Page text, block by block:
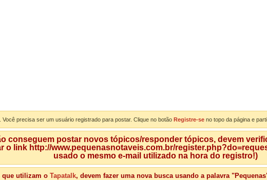
. Você precisa ser um usuário registrado para postar. Clique no botão Registre-se no topo da página e
conseguem postar novos tópicos/responder tópicos, devem
o link http://www.pequenasnotaveis.com.br/
usado o mesmo e-mail utilizado na hora do registro!)
que utilizam o Tapatalk, devem fazer uma nova busca usando a palavra